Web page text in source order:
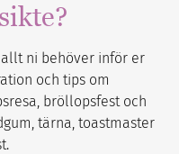
ni behöver inför er
och tips om
bröllopsfest och
tärna, toastmaster